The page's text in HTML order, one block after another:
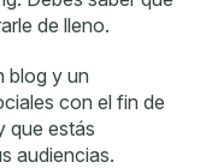
de lleno.
blog y un
con el fin de
que estás
audiencias.